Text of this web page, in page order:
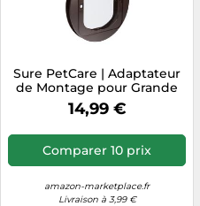
Sure PetCare | Adaptateur
de Montage pour Grande
chatière à Puce
électronique SureFlap
chatière DualScan
SureFlap, pour Portes et
14,99 €
Comparer 10 prix
amazon-marketplace.fr
Livraison à 3,99 €